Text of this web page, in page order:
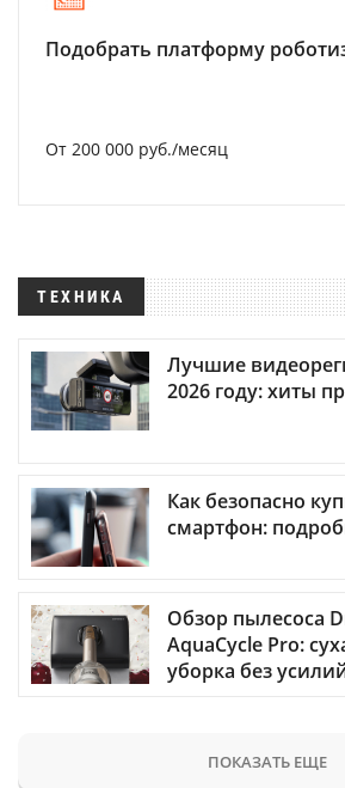
Подобрать платформу
От 200 000 руб./месяц
ТЕХНИКА
Лучшие
2026 году: хиты
Как безопасно
смартфон:
Обзор пылесоса
AquaCycle Pro:
уборка без
ПОКАЗАТЬ ЕЩЕ